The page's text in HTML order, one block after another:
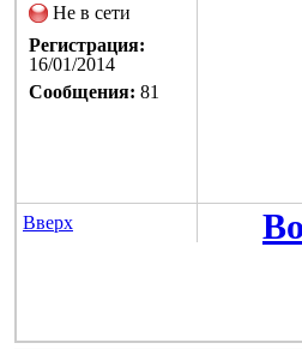
Не в сети
Регистрация:
16/01/2014
Сообщения: 81
Вверх